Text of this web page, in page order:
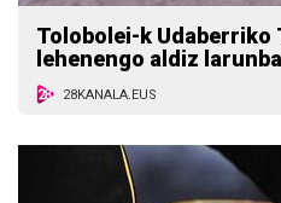
Tolobolei-k Udaberriko
lehenengo aldiz
28KANALA.EUS